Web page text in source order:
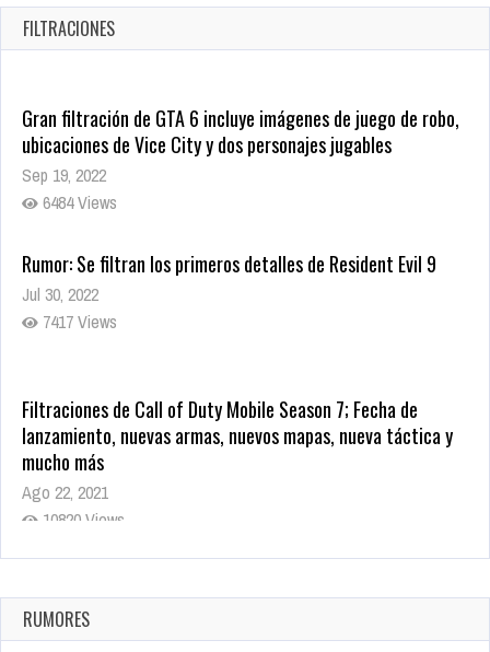
Oct 20, 2025
1379 Views
FILTRACIONES
Gran filtración de GTA 6 incluye imágenes de juego de robo,
ubicaciones de Vice City y dos personajes jugables
Sep 19, 2022
6484 Views
Rumor: Se filtran los primeros detalles de Resident Evil 9
Jul 30, 2022
7417 Views
Filtraciones de Call of Duty Mobile Season 7; Fecha de
lanzamiento, nuevas armas, nuevos mapas, nueva táctica y
mucho más
Ago 22, 2021
10820 Views
La configuración de Call of Duty 2021 aparentemente ya fue
Ago 8, 2021
10005 Views
RUMORES